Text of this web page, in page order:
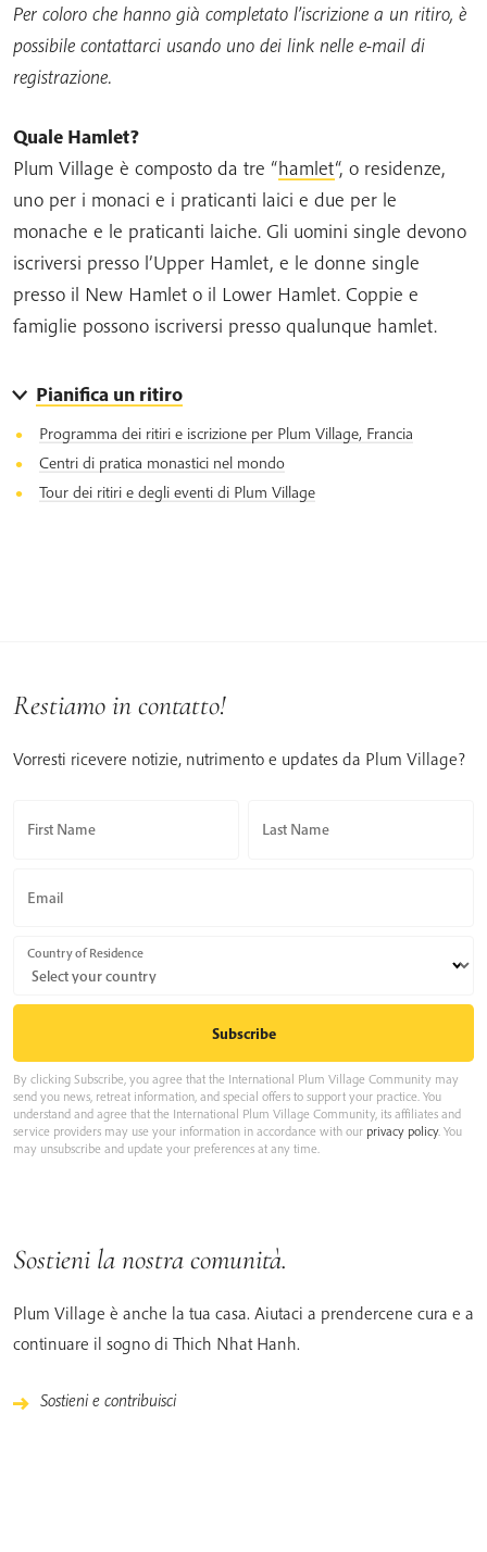
Per coloro che hanno già completato l’iscrizione a un ritiro, è
possibile contattarci usando uno dei link nelle e-mail di
registrazione.
Quale Hamlet?
Plum Village è composto da tre “hamlet“, o residenze,
uno per i monaci e i praticanti laici e due per le
monache e le praticanti laiche. Gli uomini single devono
iscriversi presso l’Upper Hamlet, e le donne single
presso il New Hamlet o il Lower Hamlet. Coppie e
famiglie possono iscriversi presso qualunque hamlet.
Pianifica un ritiro
Programma dei ritiri e iscrizione per Plum Village, Francia
Centri di pratica monastici nel mondo
Tour dei ritiri e degli eventi di Plum Village
Restiamo in contatto!
Vorresti ricevere notizie, nutrimento e updates da Plum Village?
First Name Last Name
Email
Country of Residence
By clicking Subscribe, you agree that the International Plum Village Community may
send you news, retreat information, and special offers to support your practice. You
understand and agree that the International Plum Village Community, its affiliates and
service providers may use your information in accordance with our privacy policy. You
may unsubscribe and update your preferences at any time.
Sostieni la nostra comunità.
Plum Village è anche la tua casa. Aiutaci a prendercene cura e a
continuare il sogno di Thich Nhat Hanh.
Sostieni e contribuisci